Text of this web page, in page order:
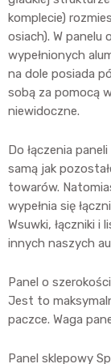
komplecie)
osiach). W
wypełnionych
na dole posiada
sobą za pomocą
niewidoczne.
Do łączenia
samą jak
towarów.
wypełnia się
Wsuwki, łączniki
innych naszych
Panel o
Jest to
paczce. Waga
Panel sklepowy